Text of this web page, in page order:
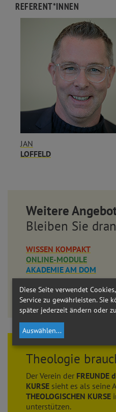
REFERENT*INNEN
JAN
LOFFELD
Weitere
Bleiben Sie
WISSEN KOMPAKT
ONLINE-MODULE
AKADEMIE AM DOM
LEHRGANG THEOLOGIE
Eine umfassende
Theologie
Der Verein der FREUNDE
KURSE sieht es als seine
THEOLOGISCHEN KURSE
unterstützen.
Diese Seite verwendet
Service zu gewährleisten. Sie
später jederzeit ändern oder
Auswählen...